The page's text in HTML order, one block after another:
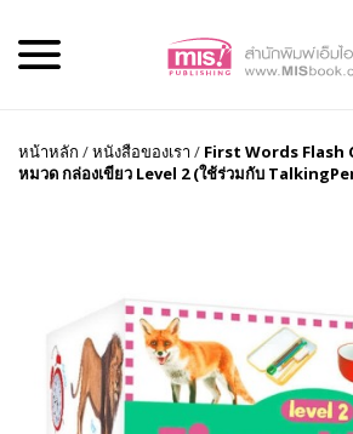
หน้าหลัก /หนังสือของเรา / First Words Flash
หมวด กล่องเขียว Level 2 (ใช้ร่วมกับ